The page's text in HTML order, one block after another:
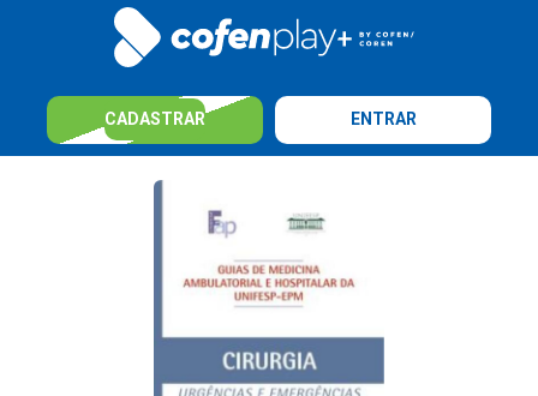
CADASTRAR ENTRAR